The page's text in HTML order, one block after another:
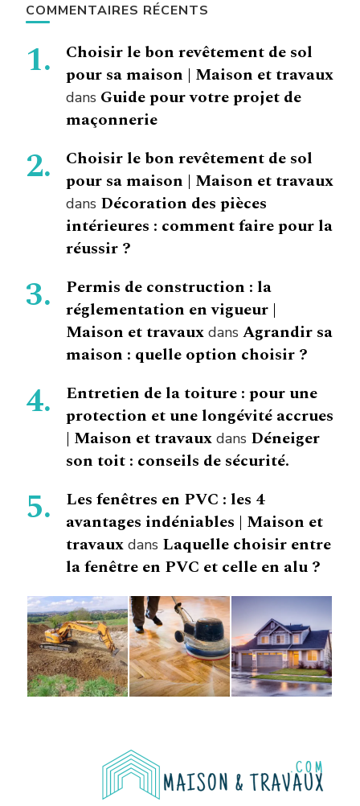
COMMENTAIRES RÉCENTS
Choisir le bon revêtement de sol
pour sa maison | Maison et travaux
dans Guide pour votre projet de
maçonnerie
Choisir le bon revêtement de sol
pour sa maison | Maison et travaux
dans Décoration des pièces
intérieures : comment faire pour la
réussir ?
Permis de construction : la
réglementation en vigueur |
Maison et travaux dans Agrandir sa
maison : quelle option choisir ?
Entretien de la toiture : pour une
protection et une longévité accrues
| Maison et travaux dans Déneiger
son toit : conseils de sécurité.
Les fenêtres en PVC : les 4
avantages indéniables | Maison et
travaux dans Laquelle choisir entre
la fenêtre en PVC et celle en alu ?